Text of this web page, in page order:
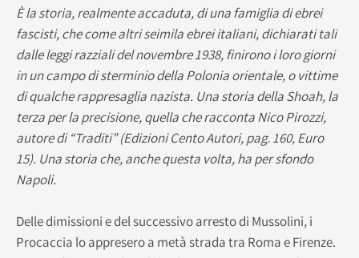
È la storia, realmente accaduta, di una famiglia di ebrei
fascisti, che come altri seimila ebrei italiani, dichiarati tali
dalle leggi razziali del novembre 1938, finirono i loro giorni
in un campo di sterminio della Polonia orientale, o vittime
di qualche rappresaglia nazista. Una storia della Shoah, la
terza per la precisione, quella che racconta Nico Pirozzi,
autore di “Traditi” (Edizioni Cento Autori, pag. 160, Euro
15). Una storia che, anche questa volta, ha per sfondo
Napoli.
Delle dimissioni e del successivo arresto di Mussolini, i
Procaccia lo appresero a metà strada tra Roma e Firenze.